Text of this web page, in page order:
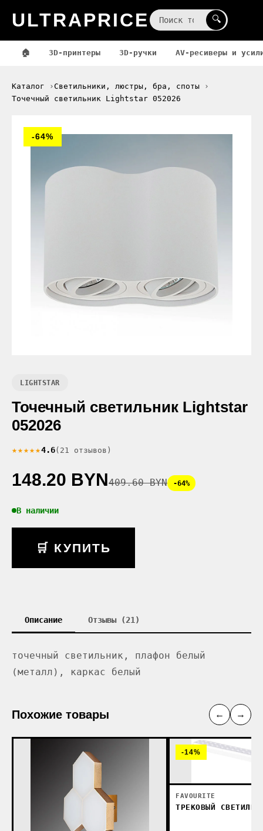
ULTRAPRICE 🔍
🏠 3D-принтеры 3D-ручки AV-ресиверы и
Каталог
Светильники, люстры, бра, споты
Точечный светильник Lightstar 052026
-64%
LIGHTSTAR
Точечный светильник Lightstar
052026
★★★★★4.6(21 отзывов)
148.20 BYN409.60 BYN -64%
В наличии
🛒 КУПИТЬ
Описание Отзывы (21)
точечный светильник, плафон белый
(металл), каркас белый
Похожие товары ← →
-14%
FAVOURITE
ТРЕКОВЫЙ